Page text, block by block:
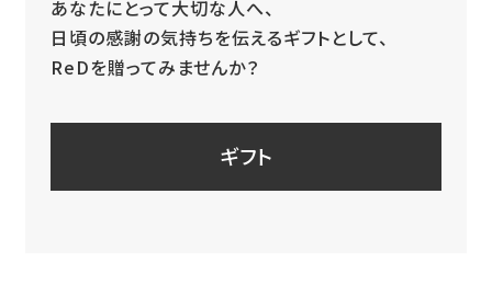
あなたにとって大切な人へ、
日頃の感謝の気持ちを伝えるギフトとして、
ReDを贈ってみませんか？
ギフト